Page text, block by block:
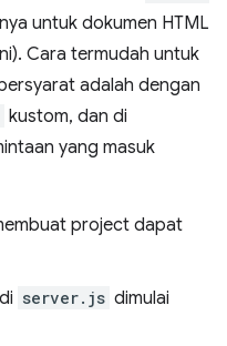
untuk dokumen HTML
Cara termudah untuk
adalah dengan
kustom, dan di
yang masuk
project dapat
server.js dimulai